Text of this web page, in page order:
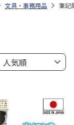
文具・事務用品 筆記